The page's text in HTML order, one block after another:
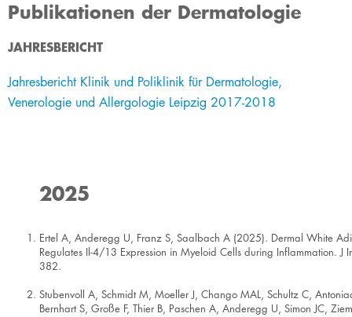
Publikationen der Dermatologie
JAHRESBERICHT
​​​Jahresbericht Klinik und P​oliklinik für Dermatologie,
Venerologie und Allergologie Leipzig 2017-2​018